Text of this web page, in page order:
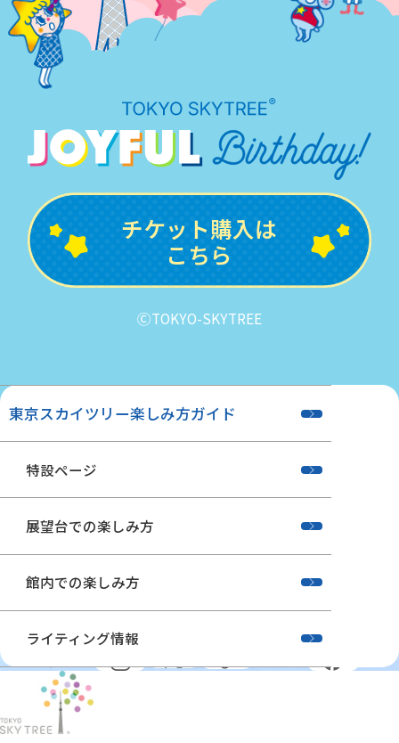
チケット購入は
こちら
ⒸTOKYO-SKYTREE
東京スカイツリー楽しみ方ガイド
特設ページ
展望台での楽しみ方
館内での楽しみ方
ライティング情報